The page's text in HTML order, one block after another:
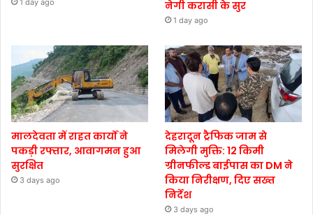
1 day ago नेगी करासी के सुर
1 day ago
मालदेवता में राहत कार्यों ने
पकड़ी रफ्तार, आवागमन हुआ
सुरक्षित
3 days ago
देहरादून ट्रैफिक जाम से
मिलेगी मुक्ति: 12 किमी
ग्रीनफील्ड बाईपास का DM ने
किया निरीक्षण, दिए सख्त
निर्देश
3 days ago